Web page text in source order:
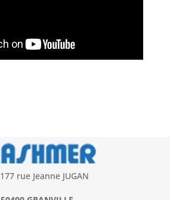
177 rue Jeanne JUGAN